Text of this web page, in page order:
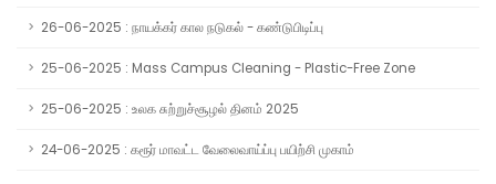
26-06-2025 : நாயக்கர் கால நடுகல் - கண்டுபிடிப்பு
25-06-2025 : Mass Campus Cleaning - Plastic-Free Zone
25-06-2025 : உலக சுற்றுச்சூழல் தினம் 2025
24-06-2025 : கரூர் மாவட்ட வேலைவாய்ப்பு பயிற்சி முகாம்